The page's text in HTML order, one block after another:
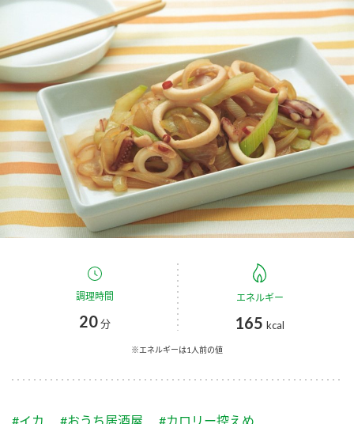
商品カテゴリ
酢 調味酢
お酢ドリンク ぽん酢
みりん風・料理酒 鍋用調味料
スープ 中華
クイック調味料 レモン果汁
新商品一覧
キャンペーン情報
ブランド・スペシャルサイト
ブランド・スペシャルサイト トップ
商品ブランドサイト
Fibee（ファイビー）
くらしプラ酢
カンタン酢
お酢ドリンク
かおりの蔵
企業情報
国内事業概要
ミツカングループについて
企業理念
ミツカンの歴史
ミツカンを知る
環境への取り組み
調理時間
20分
エネルギー
165 kcal
※エネルギーは1人前の値
#イカ #おうち居酒屋
#カロリー控えめ